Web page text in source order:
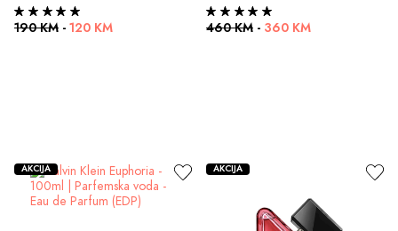
190 KM - 120 KM 460 KM - 360 KM
AKCIJA AKCIJA